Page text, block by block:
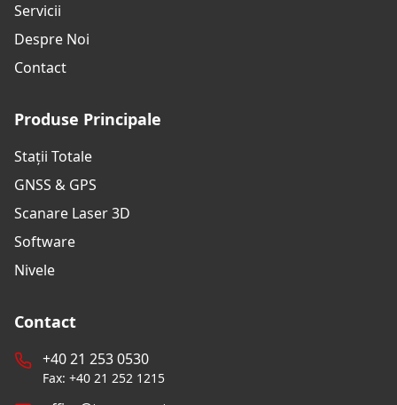
Servicii
Despre Noi
Contact
Produse Principale
Stații Totale
GNSS & GPS
Scanare Laser 3D
Software
Nivele
Contact
+40 21 253 0530
Fax: +40 21 252 1215